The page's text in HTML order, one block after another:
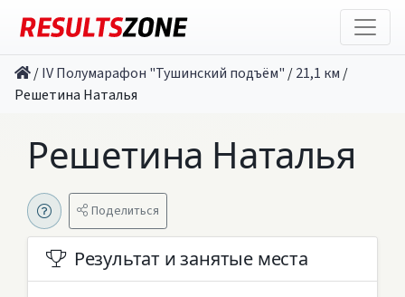
/IV Полумарафон "Тушинский подъём" /21,1 км /
Решетина Наталья
Решетина Наталья
Поделиться
Результат и занятые места